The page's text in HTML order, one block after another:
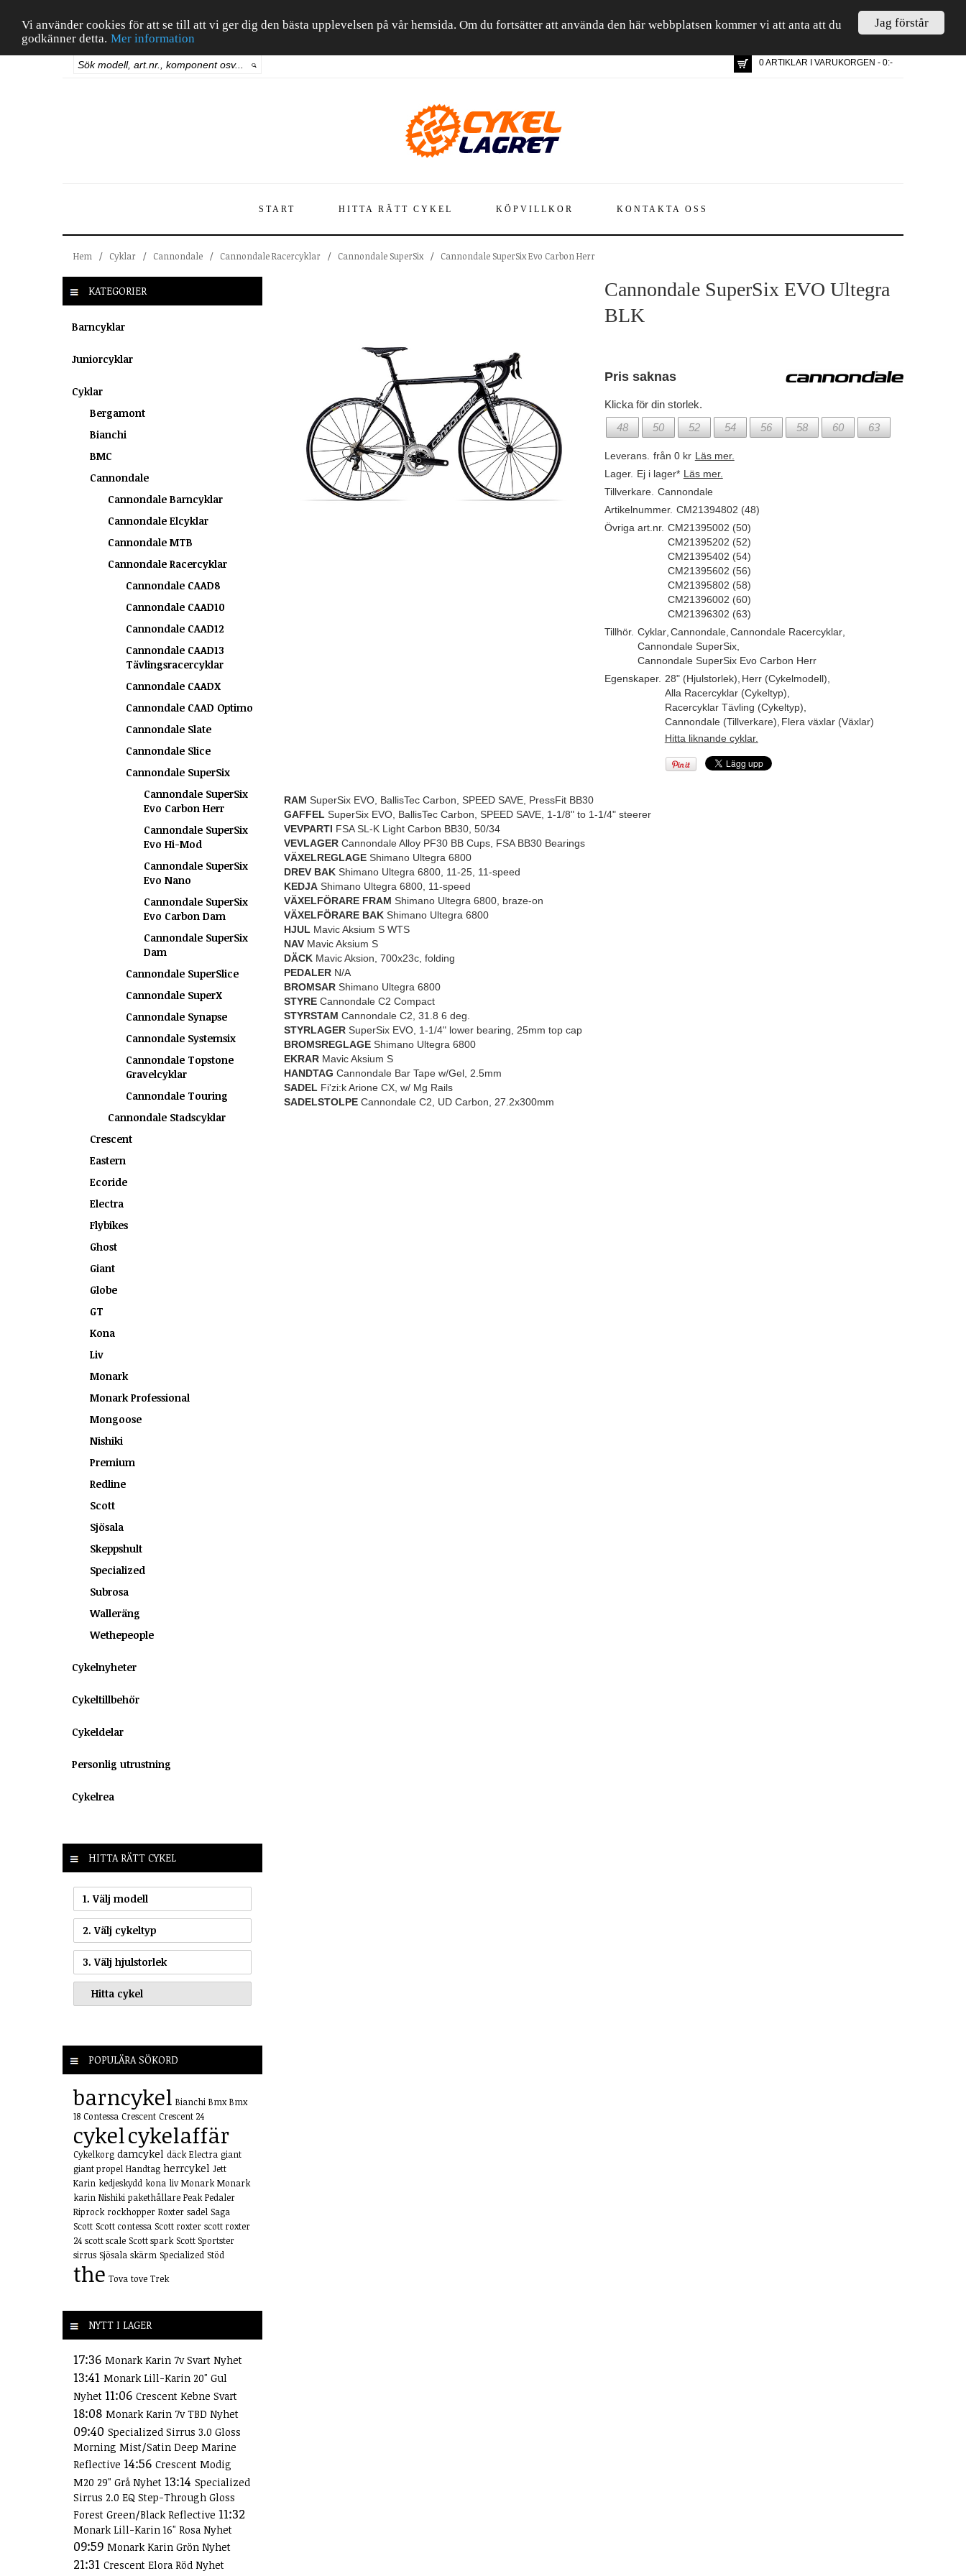
Jag förstår
Vi använder cookies för att se till att vi ger dig den bästa upplevelsen på vår hemsida. Om du fortsätter att använda den här webbplatsen kommer vi att anta att du
godkänner detta. Mer information
0 ARTIKLAR I VARUKORGEN - 0:-
START HITTA RÄTT CYKEL KÖPVILLKOR KONTAKTA OSS
Hem / Cyklar / Cannondale / Cannondale Racercyklar / Cannondale SuperSix / Cannondale SuperSix Evo Carbon Herr
KATEGORIER
Barncyklar
Juniorcyklar
Cyklar
Bergamont
Bianchi
BMC
Cannondale
Cannondale Barncyklar
Cannondale Elcyklar
Cannondale MTB
Cannondale Racercyklar
Cannondale CAAD8
Cannondale CAAD10
Cannondale CAAD12
Cannondale CAAD13
Tävlingsracercyklar
Cannondale CAADX
Cannondale CAAD Optimo
Cannondale Slate
Cannondale Slice
Cannondale SuperSix
Cannondale SuperSix
Evo Carbon Herr
Cannondale SuperSix
Evo Hi-Mod
Cannondale SuperSix
Evo Nano
Cannondale SuperSix
Evo Carbon Dam
Cannondale SuperSix
Dam
Cannondale SuperSlice
Cannondale SuperX
Cannondale Synapse
Cannondale Systemsix
Cannondale Topstone
Gravelcyklar
Cannondale Touring
Cannondale Stadscyklar
Crescent
Eastern
Ecoride
Electra
Flybikes
Ghost
Giant
Globe
GT
Kona
Liv
Monark
Monark Professional
Mongoose
Nishiki
Premium
Redline
Scott
Sjösala
Skeppshult
Specialized
Subrosa
Walleräng
Wethepeople
Cykelnyheter
Cykeltillbehör
Cykeldelar
Personlig utrustning
Cykelrea
HITTA RÄTT CYKEL
1. Välj modell
2. Välj cykeltyp
3. Välj hjulstorlek
POPULÄRA SÖKORD
barncykel Bianchi Bmx Bmx
18 Contessa Crescent Crescent 24
cykelcykelaffär
Cykelkorg damcykel däck Electra giant
giant propel Handtag herrcykel Jett
Karin kedjeskydd kona liv Monark Monark
karin Nishiki pakethållare Peak Pedaler
Riprock rockhopper Roxter sadel Saga
Scott Scott contessa Scott roxter scott roxter
24 scott scale Scott spark Scott Sportster
sirrus Sjösala skärm Specialized Stöd
the Tova tove Trek
NYTT I LAGER
17:36 Monark Karin 7v Svart Nyhet
13:41 Monark Lill-Karin 20" Gul
Nyhet 11:06 Crescent Kebne Svart
18:08 Monark Karin 7v TBD Nyhet
09:40 Specialized Sirrus 3.0 Gloss
Morning Mist/Satin Deep Marine
Reflective 14:56 Crescent Modig
M20 29" Grå Nyhet 13:14 Specialized
Sirrus 2.0 EQ Step-Through Gloss
Forest Green/Black Reflective 11:32
Monark Lill-Karin 16" Rosa Nyhet
09:59 Monark Karin Grön Nyhet
21:31 Crescent Elora Röd Nyhet
Cannondale SuperSix EVO Ultegra
BLK
Pris saknas
Klicka för din storlek.
48
50 52 54 56 58 60 63
Leverans. från 0 kr Läs mer.
Lager. Ej i lager* Läs mer.
Tillverkare. Cannondale
Artikelnummer. CM21394802 (48)
Övriga art.nr. CM21395002 (50)
CM21395202 (52)
CM21395402 (54)
CM21395602 (56)
CM21395802 (58)
CM21396002 (60)
CM21396302 (63)
Tillhör. Cyklar, Cannondale, Cannondale Racercyklar,
Cannondale SuperSix,
Cannondale SuperSix Evo Carbon Herr
Egenskaper. 28" (Hjulstorlek) Herr (Cykelmodell)
Alla Racercyklar (Cykeltyp)
Racercyklar Tävling (Cykeltyp)
Cannondale (Tillverkare) Flera växlar (Växlar)
Hitta liknande cyklar.
RAM SuperSix EVO, BallisTec Carbon, SPEED SAVE, PressFit BB30
GAFFEL SuperSix EVO, BallisTec Carbon, SPEED SAVE, 1-1/8" to 1-1/4" steerer
VEVPARTI FSA SL-K Light Carbon BB30, 50/34
VEVLAGERCannondale Alloy PF30 BB Cups, FSA BB30 Bearings
VÄXELREGLAGEShimano Ultegra 6800
DREV BAKShimano Ultegra 6800, 11-25, 11-speed
KEDJAShimano Ultegra 6800, 11-speed
VÄXELFÖRARE FRAM Shimano Ultegra 6800, braze-on
VÄXELFÖRARE BAKShimano Ultegra 6800
HJUL Mavic Aksium S WTS
NAVMavic Aksium S
DÄCKMavic Aksion, 700x23c, folding
PEDALERN/A
BROMSARShimano Ultegra 6800
STYRECannondale C2 Compact
STYRSTAM Cannondale C2, 31.8 6 deg.
STYRLAGERSuperSix EVO, 1-1/4" lower bearing, 25mm top cap
BROMSREGLAGEShimano Ultegra 6800
EKRARMavic Aksium S
HANDTAG Cannondale Bar Tape w/Gel, 2.5mm
SADEL Fi'zi:k Arione CX, w/ Mg Rails
SADELSTOLPECannondale C2, UD Carbon, 27.2x300mm